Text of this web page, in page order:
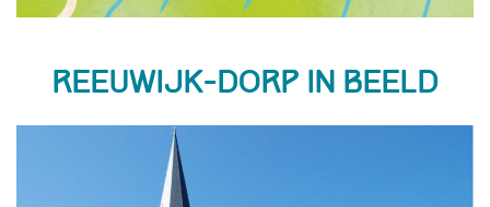
Reeuwijk-Dorp in beeld